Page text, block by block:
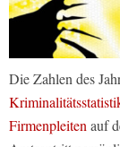
Die Zahlen des
Firmenpleitenauf